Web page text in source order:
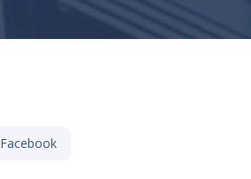
Facebook